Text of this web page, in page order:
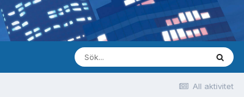
All aktivitet